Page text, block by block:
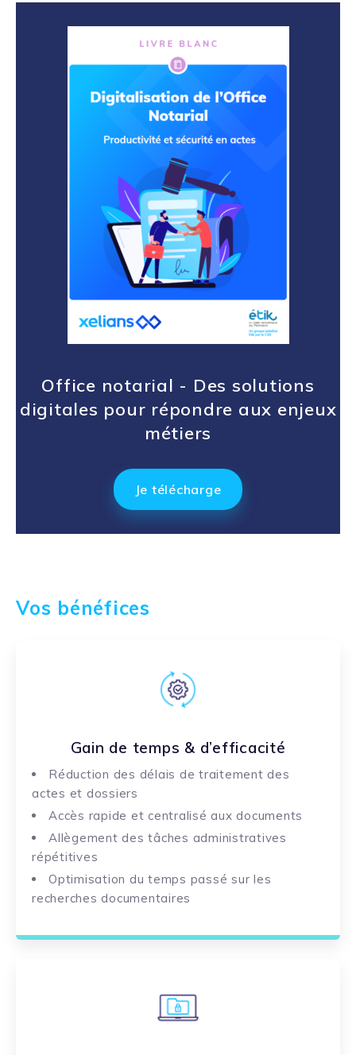
Office notarial - Des solutions
digitales pour répondre aux enjeux
métiers
Je télécharge
Vos bénéfices
Gain de temps & d’efficacité
Réduction des délais de traitement des
actes et dossiers
Accès rapide et centralisé aux documents
Allègement des tâches administratives
répétitives
Optimisation du temps passé sur les
recherches documentaires